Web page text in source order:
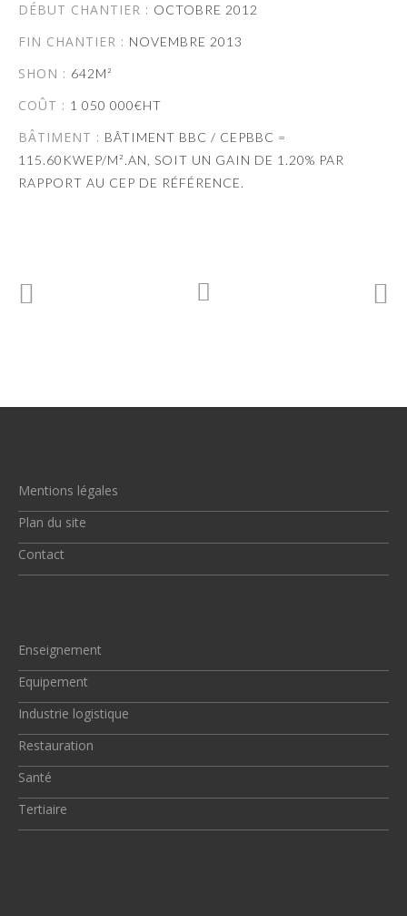
DÉBUT CHANTIER : OCTOBRE 2012
FIN CHANTIER : NOVEMBRE 2013
SHON : 642M²
COÛT : 1 050 000€HT
BÂTIMENT : BÂTIMENT BBC / CEPBBC =
115.60KWEP/M².AN, SOIT UN GAIN DE 1.20% PAR
RAPPORT AU CEP DE RÉFÉRENCE.
Mentions légales
Plan du site
Contact
Enseignement
Equipement
Industrie logistique
Restauration
Santé
Tertiaire